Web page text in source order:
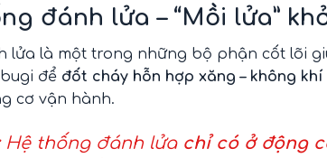
đánh lửa – “Mồi lửa”
lửa là một trong những bộ phận cốt lõi
để đốt cháy hỗn hợp xăng – không khí
cơ vận hành.
Hệ thống đánh lửa chỉ có ở động